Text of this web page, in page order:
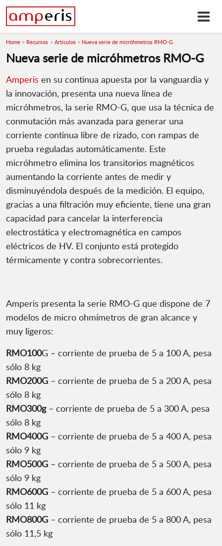
Home Recursos Artículos Nueva serie de micróhmetros RMO-G
Nueva serie de micróhmetros RMO-G
Amperis en su continua apuesta por la vanguardia y
la innovación, presenta una nueva línea de
micróhmetros, la serie RMO-G, que usa la técnica de
conmutación más avanzada para generar una
corriente continua libre de rizado, con rampas de
prueba reguladas automáticamente. Este
micróhmetro elimina los transitorios magnéticos
aumentando la corriente antes de medir y
disminuyéndola después de la medición. El equipo,
gracias a una filtración muy eficiente, tiene una gran
capacidad para cancelar la interferencia
electrostática y electromagnética en campos
eléctricos de HV. El conjunto está protegido
térmicamente y contra sobrecorrientes.
Amperis presenta la serie RMO-G que dispone de 7
modelos de micro ohmímetros de gran alcance y
muy ligeros:
RMO100G – corriente de prueba de 5 a 100 A, pesa
sólo 8 kg
RMO200G – corriente de prueba de 5 a 200 A, pesa
sólo 8 kg
RMO300g – corriente de prueba de 5 a 300 A, pesa
sólo 8 kg
RMO400G – corriente de prueba de 5 a 400 A, pesa
sólo 9 kg
RMO500G – corriente de prueba de 5 a 500 A, pesa
sólo 9 kg
RMO600G – corriente de prueba de 5 a 600 A, pesa
sólo 11 kg
RMO800G – corriente de prueba de 5 a 800 A, pesa
sólo 11,5 kg